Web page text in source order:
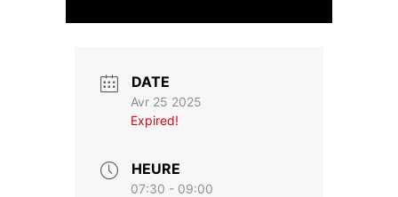
DATE
Avr 25 2025
Expired!
HEURE
07:30 - 09:00